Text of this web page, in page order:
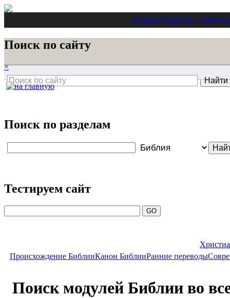
Обзор интернета- LiteВеб-
Поиск по сайту
×
Поиск по разделам
Тестируем сайт
Происхождение БиблииКанон БиблииРанние переводы
Поиск модулей Библии во